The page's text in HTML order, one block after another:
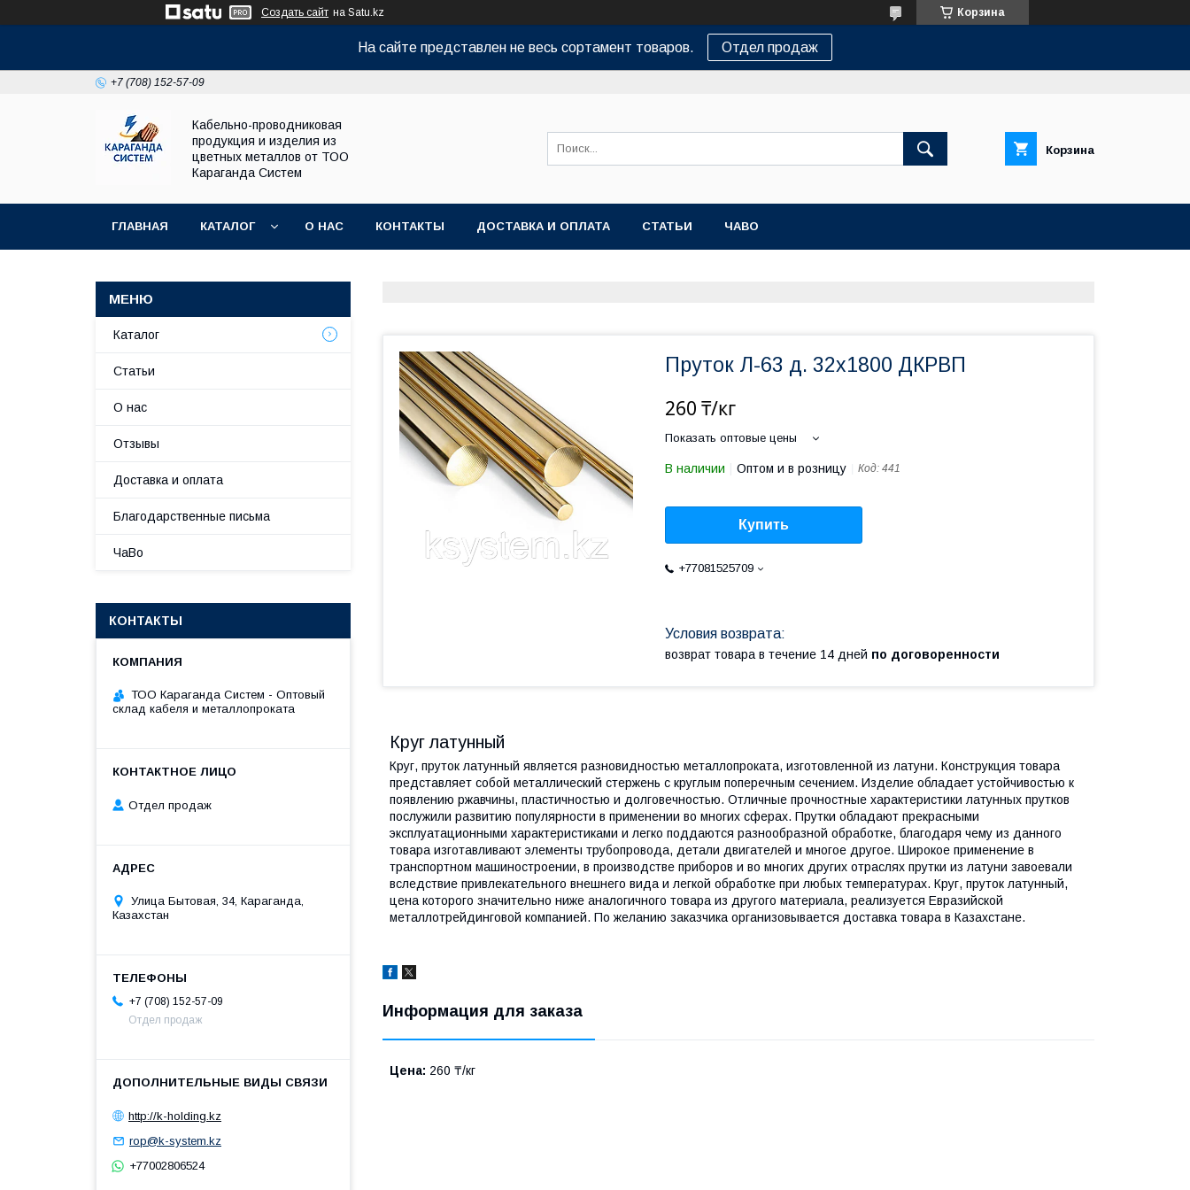
Создать сайт на Satu.kz Корзина
На сайте представлен не весь сортамент товаров. Отдел продаж
+7 (708) 152-57-09
Кабельно-проводниковая
продукция и изделия из
цветных металлов от ТОО
Караганда Систем
Корзина
ГЛАВНАЯ КАТАЛОГ О НАС КОНТАКТЫ ДОСТАВКА И ОПЛАТА СТАТЬИ ЧАВО
Пруток Л-63 д. 32х1800 ДКРВП
260 ₸/кг
Показать оптовые цены
В наличии Оптом и в розницу Код: 441
Купить
+77081525709
возврат товара в течение 14 дней по договоренности
Круг латунный
Круг, пруток латунный является разновидностью металлопроката, изготовленной из латуни. Конструкция товара
представляет собой металлический стержень с круглым поперечным сечением. Изделие обладает устойчивостью к
появлению ржавчины, пластичностью и долговечностью. Отличные прочностные характеристики латунных прутков
послужили развитию популярности в применении во многих сферах. Прутки обладают прекрасными
эксплуатационными характеристиками и легко поддаются разнообразной обработке, благодаря чему из данного
товара изготавливают элементы трубопровода, детали двигателей и многое другое. Широкое применение в
транспортном машиностроении, в производстве приборов и во многих других отраслях прутки из латуни завоевали
вследствие привлекательного внешнего вида и легкой обработке при любых температурах. Круг, пруток латунный,
цена которого значительно ниже аналогичного товара из другого материала, реализуется Евразийской
металлотрейдинговой компанией. По желанию заказчика организовывается доставка товара в Казахстане.
Информация для заказа
Цена: 260 ₸/кг
Каталог
Статьи
О нас
Отзывы
Доставка и оплата
Благодарственные письма
ЧаВо
КОНТАКТЫ
ТОО Караганда Систем - Оптовый
склад кабеля и металлопроката
Отдел продаж
Улица Бытовая, 34, Караганда,
Казахстан
+7 (708) 152-57-09
Отдел продаж
http://k-holding.kz
rop@k-system.kz
+77002806524